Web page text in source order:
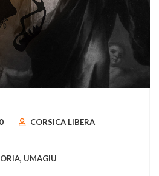
CORSICA LIBERA
, UMAGIU